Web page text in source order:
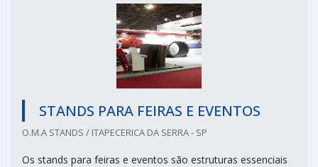
STANDS PARA FEIRAS E EVENTOS
O.M.A STANDS / ITAPECERICA DA SERRA - SP
Os stands para feiras e eventos são estruturas essenciais